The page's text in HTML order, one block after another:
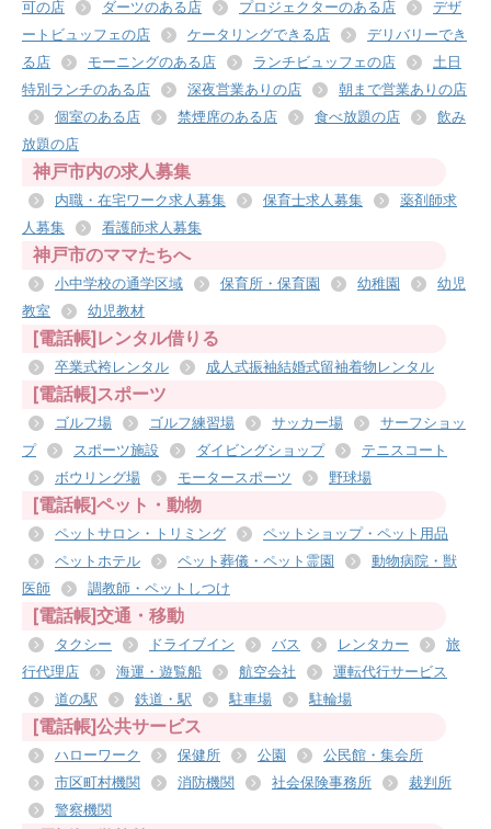
可の店
ダーツのある店 プロジェクターのある店
デザ
ートビュッフェの店
ケータリングできる店
デリバリーでき
る店
モーニングのある店 ランチビュッフェの店
土日
特別ランチのある店
深夜営業ありの店
朝まで営業ありの店
個室のある店
禁煙席のある店 食べ放題の店
飲み
放題の店
神戸市内の求人募集
内職・在宅ワーク求人募集 保育士求人募集
薬剤師求
人募集
看護師求人募集
神戸市のママたちへ
小中学校の通学区域 保育所・保育園 幼稚園
幼児
教室
幼児教材
[電話帳]レンタル借りる
卒業式袴レンタル 成人式振袖結婚式留袖着物レンタル
[電話帳]スポーツ
ゴルフ場 ゴルフ練習場 サッカー場
サーフショッ
プ
スポーツ施設 ダイビングショップ
テニスコート
ボウリング場
モータースポーツ 野球場
[電話帳]ペット・動物
ペットサロン・トリミング
ペットショップ・ペット用品
ペットホテル
ペット葬儀・ペット霊園
動物病院・獣
医師
調教師・ペットしつけ
[電話帳]交通・移動
タクシー ドライブイン バス レンタカー
旅
行代理店
海運・遊覧船 航空会社
運転代行サービス
道の駅
鉄道・駅 駐車場 駐輪場
[電話帳]公共サービス
ハローワーク 保健所 公園
公民館・集会所
市区町村機関
消防機関 社会保険事務所
裁判所
警察機関